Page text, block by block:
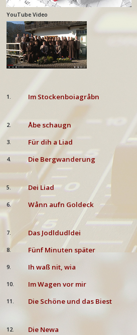
YouTube Video
1. Im Stockenboiagråbn
2. Åbe schaugn
3. Für dih a Liad
4. Die Bergwanderung
5. Dei Liad
6. Wånn aufn Goldeck
7. Das Jodldudldei
8. Fünf Minuten später
9. Ih waß nit, wia
10. Im Wagen vor mir
11. Die Schöne und das Biest
12. Die Newa